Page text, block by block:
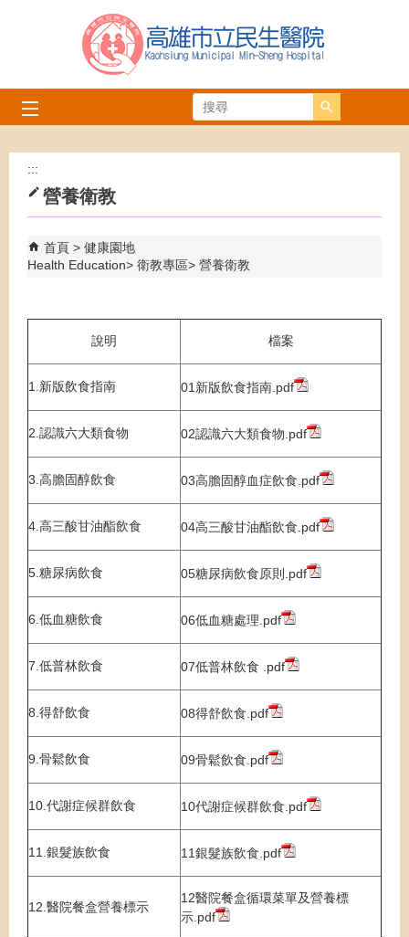
跳到主要內容區塊
搜尋
:::
營養衛教
首頁
健康園地
Health Education
衛教專區 營養衛教
說明 檔案
1.新版飲食指南 01新版飲食指南.pdf
2.認識六大類食物 02認識六大類食物.pdf
3.高膽固醇飲食 03高膽固醇血症飲食.pdf
4.高三酸甘油酯飲食 04高三酸甘油酯飲食.pdf
5.糖尿病飲食 05糖尿病飲食原則.pdf
6.低血糖飲食 06低血糖處理.pdf
7.低普林飲食 07低普林飲食 .pdf
8.得舒飲食 08得舒飲食.pdf
9.骨鬆飲食 09骨鬆飲食.pdf
10.代謝症候群飲食 10代謝症候群飲食.pdf
11.銀髮族飲食 11銀髮族飲食.pdf
12.醫院餐盒營養標示
12醫院餐盒循環菜單及營養標
示.pdf